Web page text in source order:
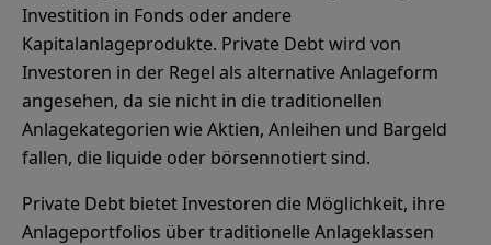
Investition in Fonds oder andere
Kapitalanlageprodukte. Private Debt wird von
Investoren in der Regel als alternative Anlageform
angesehen, da sie nicht in die traditionellen
Anlagekategorien wie Aktien, Anleihen und Bargeld
fallen, die liquide oder börsennotiert sind.
Private Debt bietet Investoren die Möglichkeit, ihre
Anlageportfolios über traditionelle Anlageklassen